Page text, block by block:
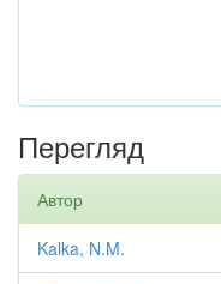
Перегляд
Автор
Kalka, N.M.